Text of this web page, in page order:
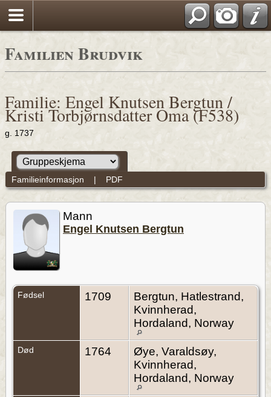
Familien Brudvik
Familie: Engel Knutsen Bergtun /
Kristi Torbjørnsdatter Oma (F538)
g. 1737
Familieinformasjon | PDF
Mann
Engel Knutsen Bergtun
Fødsel 1709
Bergtun, Hatlestrand,
Kvinnherad,
Hordaland, Norway
Død 1764
Øye, Varaldsøy,
Kvinnherad,
Hordaland, Norway